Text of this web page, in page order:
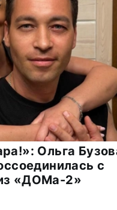
Ольга
с
«ДОМа-2»